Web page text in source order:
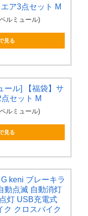
ア3点セット M
ルミュール)
見る
ール] 【福袋】サ
セット M
ルミュール)
見る
keni ブレーキラ
動点滅 自動消灯
灯 USB充電式
ク クロスバイク